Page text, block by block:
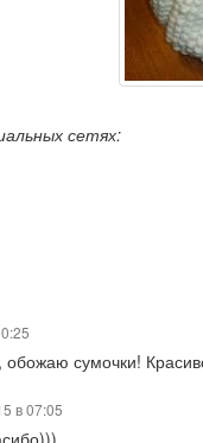
сетях:
обожаю сумочки!
в 07:05